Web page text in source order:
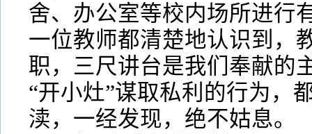
舍、办公室等校内场所进行
一位教师都清楚地认识到，
职，三尺讲台是我们奉献的
“开小灶”谋取私利的行为，
渎，一经发现，绝不姑息。